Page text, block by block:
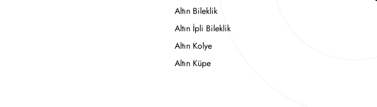
Altın Bileklik
Altın İpli Bileklik
Altın Kolye
Altın Küpe